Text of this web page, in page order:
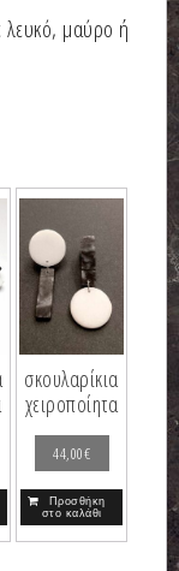
λευκό, μαύρο ή
σκουλαρίκια
χειροποίητα
44,00€
Προσθήκη
στο καλάθι